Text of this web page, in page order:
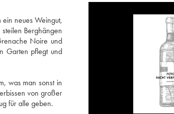
neues Weingut,
Berghängen
Noire und
Garten pflegt und
was man sonst in
von großer
für alle geben.